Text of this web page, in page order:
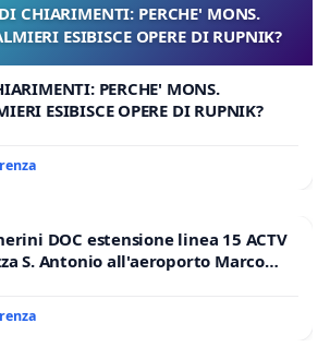
CHIARIMENTI: PERCHE' MONS.
ESIBISCE OPERE DI RUPNIK?
PERCHE' MONS.
ESIBISCE OPERE DI RUPNIK?
DOC estensione linea 15 ACTV
S. Antonio all'aeroporto Marco